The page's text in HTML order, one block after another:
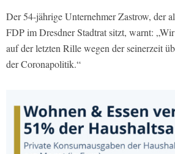
Der 54-jährige Unternehmer Zastrow, der
FDP im Dresdner Stadtrat sitzt, warnt:
auf der letzten Rille wegen der seinerzeit
der Coronapolitik.“